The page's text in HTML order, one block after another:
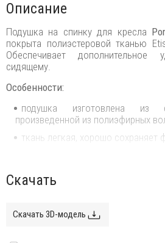
Описание
Подушка на спинку для кресла
покрыта полиэстеровой тканью
Обеспечивает
сидящему.
Особенности:
подушка изготовлена из
произведенной из полиэфирных
ткань легкая, хорошо сохраняет
Скачать
Скачать 3D-модель